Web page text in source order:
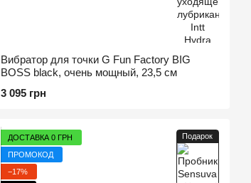
Вибратор для точки G Fun Factory BIG
BOSS black, очень мощный, 23,5 см
3 095 грн
Подарок
ДОСТАВКА 0 ГРН
ПРОМОКОД
−17%